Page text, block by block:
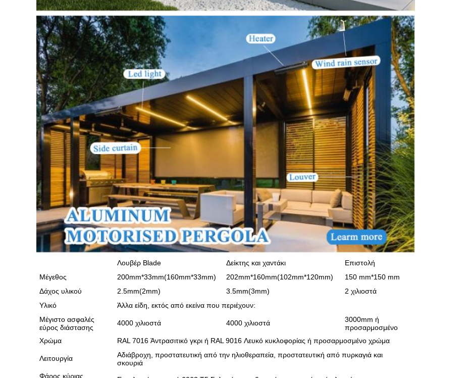
Λουβέρ Blade Δείκτης και χαντάκι
Επιστολή
Μέγεθος
200mm*33mm(160mm*33mm) 202mm*160mm(102mm*120mm)
150 mm*150 mm
Δάχος υλικού
2.5mm(2mm) 3.5mm(3mm)
2 χιλιοστά
Υλικό
Άλλα είδη, εκτός από εκείνα που περιέχουν:
Μέγιστο ασφαλές
εύρος διάστασης
4000 χιλιοστά 4000 χιλιοστά
3000mm ή
προσαρμοσμένο
Χρώμα
RAL 7016 Άντρασιτικό γκρι ή RAL 9016 Λευκό κυκλοφορίας ή προσαρμοσμένο χρώμα
Λειτουργία
Αδιάβροχη, προστατευτική από την ηλιοθεραπεία, προστατευτική από πυρκαγιά και
σκουριά
Φάρος κύριας